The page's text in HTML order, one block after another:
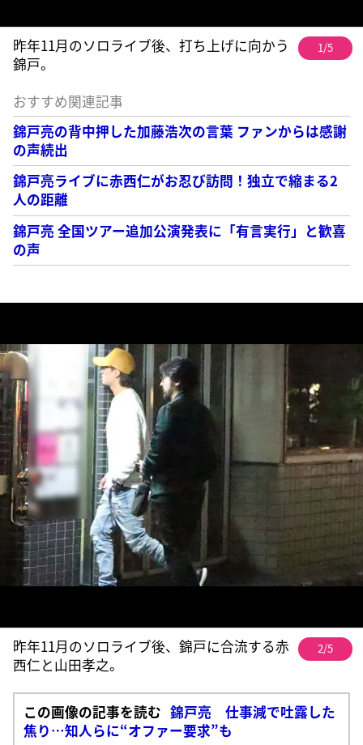
昨年11月のソロライブ後、打ち上げに向かう
錦戸。
1/5
おすすめ関連記事
錦戸亮の背中押した加藤浩次の言葉 ファンからは感謝
の声続出
錦戸亮ライブに赤西仁がお忍び訪問！独立で縮まる2
人の距離
錦戸亮 全国ツアー追加公演発表に「有言実行」と歓喜
の声
昨年11月のソロライブ後、錦戸に合流する赤
西仁と山田孝之。
2/5
この画像の記事を読む 錦戸亮 仕事減で吐露した
焦り…知人らに“オファー要求”も